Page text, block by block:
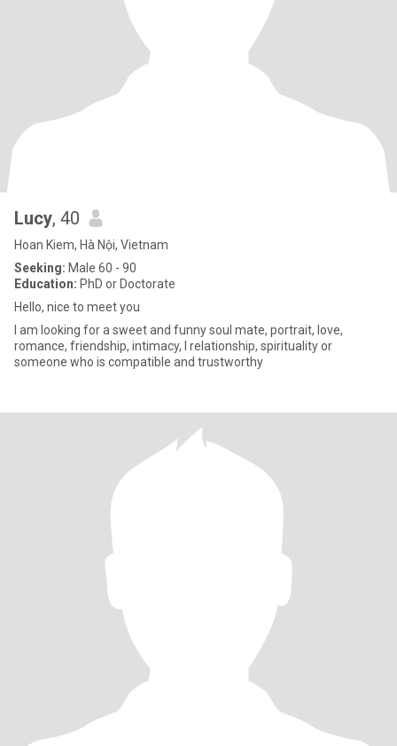
Lucy, 40
Hoan Kiem, Hà Nội, Vietnam
Seeking: Male 60 - 90
Education: PhD or Doctorate
Hello, nice to meet you
I am looking for a sweet and funny soul mate, portrait, love,
romance, friendship, intimacy, l relationship, spirituality or
someone who is compatible and trustworthy